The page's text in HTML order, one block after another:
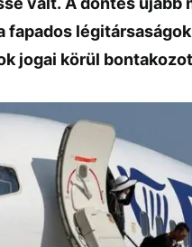
fapados légitársaságok
jogai körül